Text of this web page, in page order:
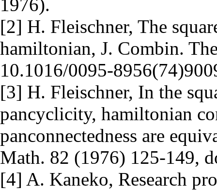
1976).
[2] H. Fleischner, The
hamiltonian, J. Combin.
10.1016/0095-
[3] H. Fleischner, In the
pancyclicity, hamiltonian
panconnectedness are
Math. 82 (1976) 125-149,
[4] A. Kaneko, Research